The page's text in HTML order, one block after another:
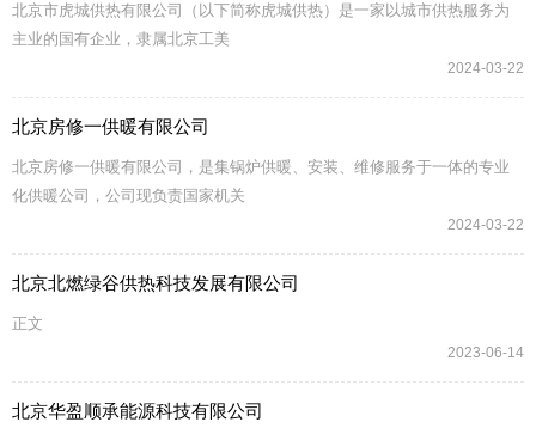
北京市虎城供热有限公司（以下简称虎城供热）是一家以城市供热服务为
主业的国有企业，隶属北京工美
2024-03-22
北京房修一供暖有限公司
北京房修一供暖有限公司，是集锅炉供暖、安装、维修服务于一体的专业
化供暖公司，公司现负责国家机关
2024-03-22
北京北燃绿谷供热科技发展有限公司
正文
2023-06-14
北京华盈顺承能源科技有限公司